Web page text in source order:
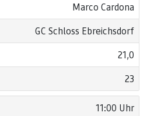
Marco Cardona
GC Schloss Ebreichsdorf
21,0
23
11:00 Uhr